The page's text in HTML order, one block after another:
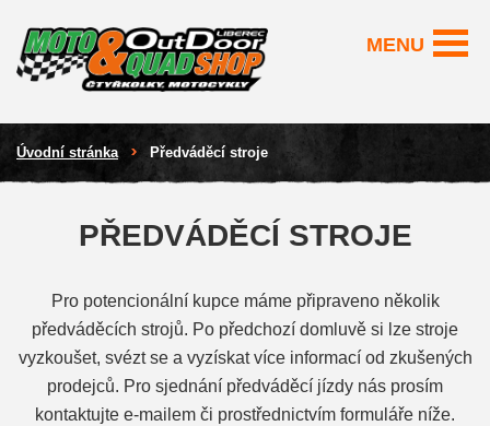
MENU
Úvodní stránka Předváděcí stroje
PŘEDVÁDĚCÍ STROJE
Pro potencionální kupce máme připraveno několik
předváděcích strojů. Po předchozí domluvě si lze stroje
vyzkoušet, svézt se a vyzískat více informací od zkušených
prodejců. Pro sjednání předváděcí jízdy nás prosím
kontaktujte e-mailem či prostřednictvím formuláře níže.